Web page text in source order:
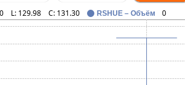
L: 129.98 C: 131.30 RSHUE – Объём 0